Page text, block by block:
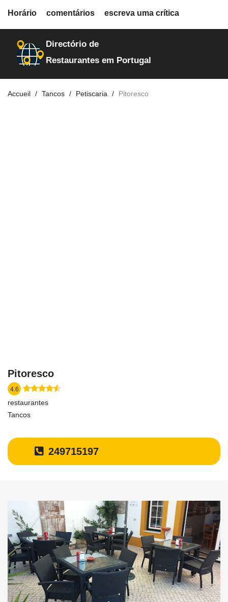
restaurantes
Directório de
Restaurantes em Portugal
Accueil Tancos Petiscaria Pitoresco
Pitoresco
4.6
restaurantes
Tancos
249715197
Horário comentários escreva uma crítica